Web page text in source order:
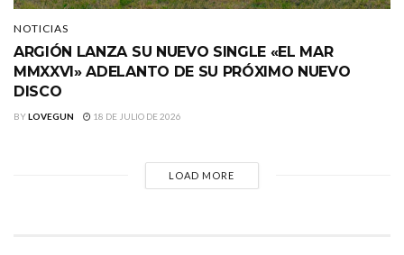
NOTICIAS
ARGIÓN LANZA SU NUEVO SINGLE «EL MAR
MMXXVI» ADELANTO DE SU PRÓXIMO NUEVO
DISCO
BYLOVEGUN 18 DE JULIO DE 2026
LOAD MORE